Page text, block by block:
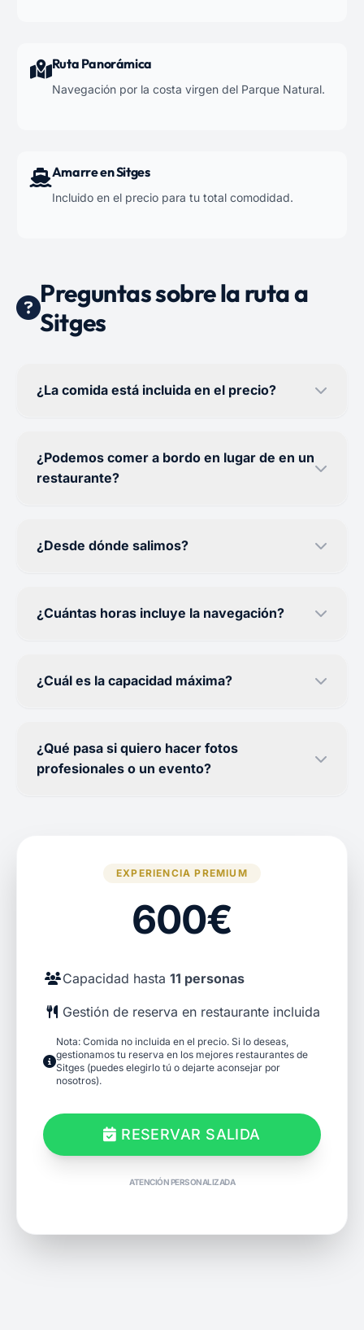
Ruta Panorámica
Navegación por la costa virgen del Parque Natural.
Amarre en Sitges
Incluido en el precio para tu total comodidad.
Preguntas sobre la ruta a
Sitges
¿La comida está incluida en el precio?
¿Podemos comer a bordo en lugar de en un
restaurante?
¿Desde dónde salimos?
¿Cuántas horas incluye la navegación?
¿Cuál es la capacidad máxima?
¿Qué pasa si quiero hacer fotos
profesionales o un evento?
EXPERIENCIA PREMIUM
600€
Capacidad hasta 11 personas
Gestión de reserva en restaurante incluida
Nota: Comida no incluida en el precio. Si lo deseas,
gestionamos tu reserva en los mejores restaurantes de
Sitges (puedes elegirlo tú o dejarte aconsejar por
nosotros).
RESERVAR SALIDA
ATENCIÓN PERSONALIZADA